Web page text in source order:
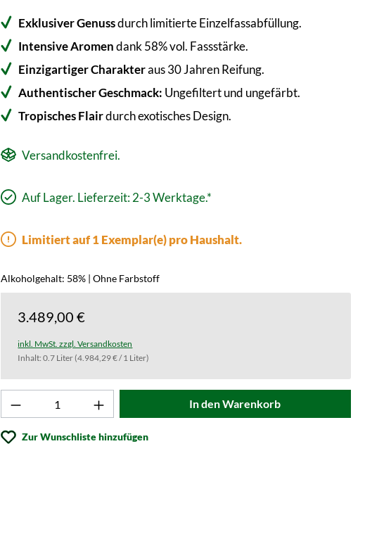
Exklusiver Genussdurch limitierte Einzelfassabfüllung.
Intensive Aromendank 58% vol. Fassstärke.
Einzigartiger Charakteraus 30 Jahren Reifung.
Authentischer Geschmack: Ungefiltert und ungefärbt.
Tropisches Flairdurch exotisches Design.
Versandkostenfrei.
Auf Lager. Lieferzeit: 2-3 Werktage.*
Limitiert auf 1 Exemplar(e) pro Haushalt.
Alkoholgehalt: 58% | Ohne Farbstoff
3.489,00 €
inkl. MwSt. zzgl. Versandkosten
Inhalt:0.7 Liter(4.984,29 € / 1 Liter)
Produkt Anzahl: Gib den gewünschten Wert ein
In den Warenkorb
Zur Wunschliste hinzufügen